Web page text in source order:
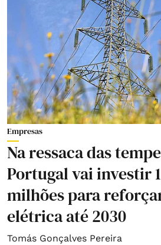
Empresas
Na ressaca das
Portugal vai investir
milhões para
elétrica até 2030
Tomás Gonçalves Pereira